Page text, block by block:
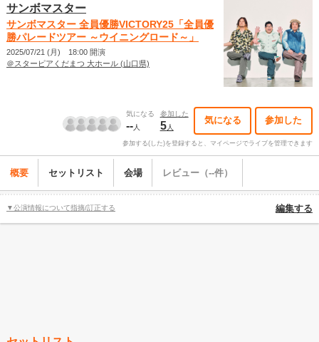
サンボマスター
サンボマスター 全員優勝VICTORY25「全員優
勝パレードツアー ～ウイニングロード～」
2025/07/21 (月) 18:00 開演
＠スターピアくだまつ 大ホール (山口県)
気になる
--人
参加した
5人
気になる 参加した
参加する(した)を登録すると、マイページでライブを管理できます
概要 セットリスト 会場 レビュー（--件）
▼公演情報について指摘/訂正する 編集する